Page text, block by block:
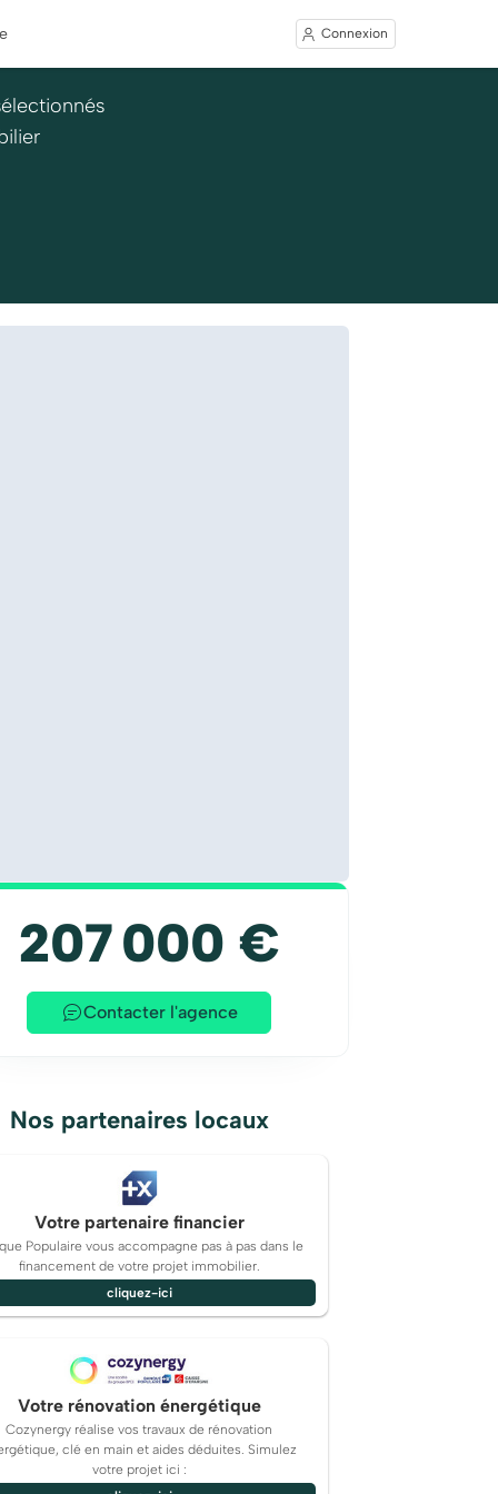
Connexion
207 000 €
Contacter l'agence
Nos partenaires locaux
Votre partenaire financier
Populaire vous accompagne pas à pas dans le
financement de votre projet immobilier.
cliquez-ici
Votre rénovation énergétique
Cozynergy réalise vos travaux de rénovation
clé en main et aides déduites. Simulez
votre projet ici :